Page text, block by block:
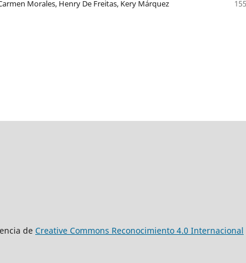
Morales, Henry De Freitas, Kery Márquez
de Creative Commons Reconocimiento 4.0 Internacional